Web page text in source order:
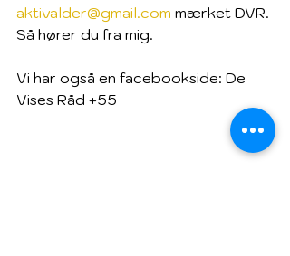
aktivalder@gmail.com mærket DVR.
Så hører du fra mig.
Vi har også en facebookside: De
Vises Råd +55